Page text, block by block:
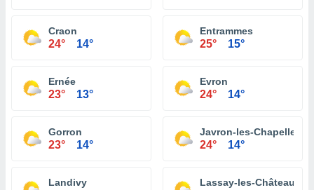
Craon
24° 14°
Entrammes
25° 15°
Ernée
23° 13°
Evron
24° 14°
Gorron
23° 14°
Javron-les-Chapelles
24° 14°
Landivy Lassay-les-Châteaux